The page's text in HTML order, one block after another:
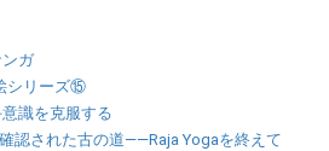
ガ
シリーズ⑮
識を克服する
認された古の道――Raja Yogaを終えて